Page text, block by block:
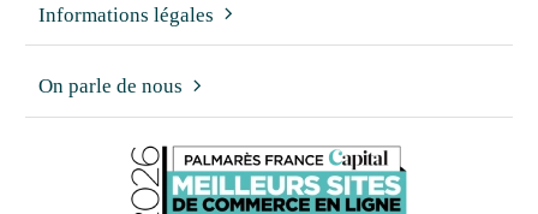
Informations légales
On parle de nous